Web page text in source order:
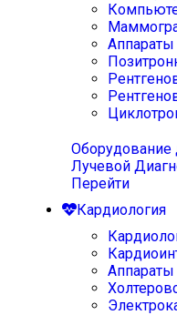
Оборудование
Лучевой
Перейти
Кардиология